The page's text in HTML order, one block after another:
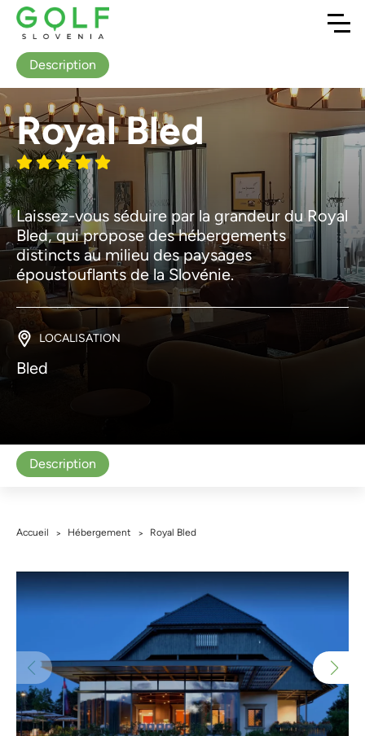
Royal Bled
Laissez-vous séduire par la grandeur du Royal
Bled, qui propose des hébergements
distincts au milieu des paysages
époustouflants de la Slovénie.
LOCALISATION
Bled
Description
Description
Accueil > Hébergement > Royal Bled